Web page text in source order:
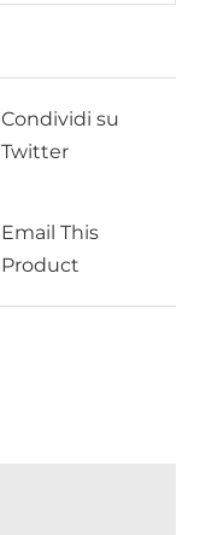
Condividi su
Twitter
Email This
Product